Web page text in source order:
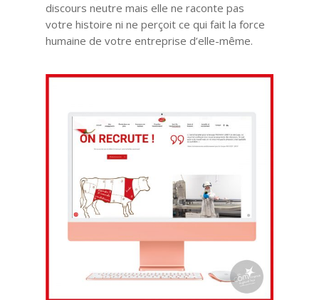
discours neutre mais elle ne raconte pas
votre histoire ni ne perçoit ce qui fait la force
humaine de votre entreprise d’elle-même.